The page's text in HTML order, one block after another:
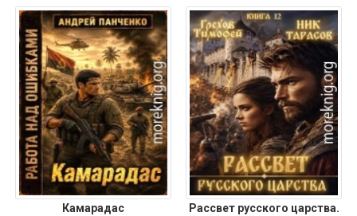
Камарадас
Рассвет русского царства.